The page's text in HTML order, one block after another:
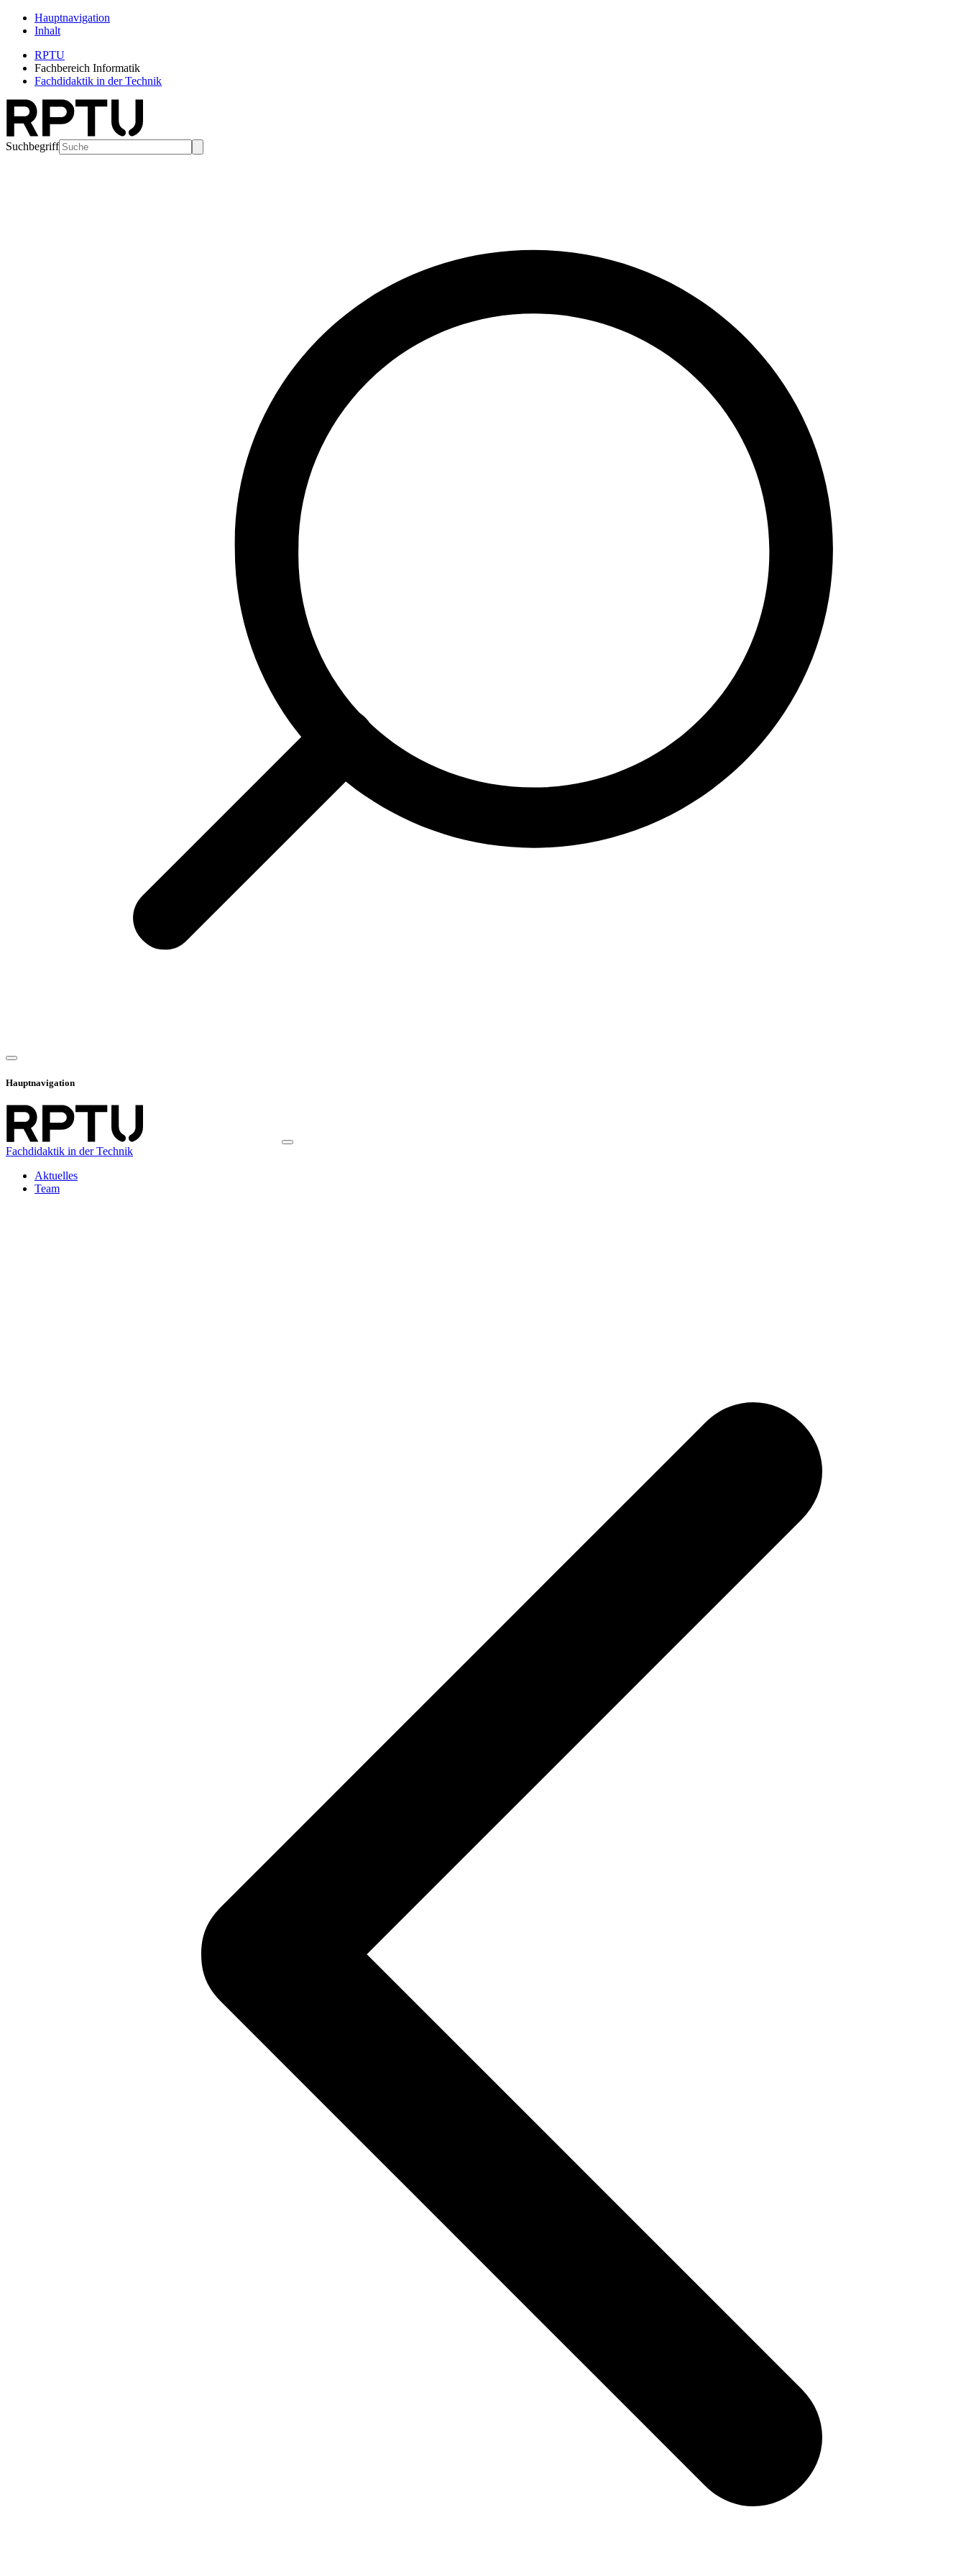
Hauptnavigation
Inhalt
RPTU
Fachbereich Informatik
Fachdidaktik in der Technik
Suchbegriff
Hauptnavigation
Fachdidaktik in der Technik
Aktuelles
Team